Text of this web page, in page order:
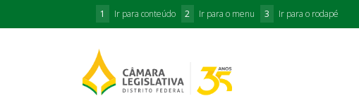
1 Ir para conteúdo 2 Ir para o menu 3 Ir para o rodapé